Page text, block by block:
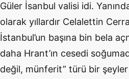
Güler İsanbul valisi idi.
olarak yıllardır Celalettin
İstanbul’un başına bin bela
daha Hrant’ın cesedi
değil, münferit” türü bir